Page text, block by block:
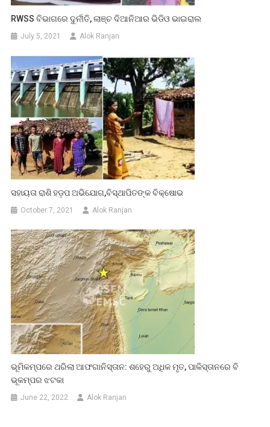
RWSS ବିଭାଗରେ ଦୁର୍ନୀତି, ଲାଞ୍ଚ ଦିଆନିଆର ଭିଡିଓ ଭାଇରାଲ
July 5, 2021 Alok Ranjan
ସହାୟତା ରାଶି ହଡ଼ପ ଅଭିଯୋଗ,ବିସ୍ଥାପିତଙ୍କ ବିକ୍ଷୋଭ
October 7, 2021 Alok Ranjan
ଭୂମିକମ୍ପରେ ଥରିଲା ଆଫଗାନିସ୍ତାନ: ଶହେରୁ ଅଧିକ ମୃତ, ପାକିସ୍ତାନରେ ବି
ଭୂକମ୍ପର ଝଟକା
June 22, 2022 Alok Ranjan